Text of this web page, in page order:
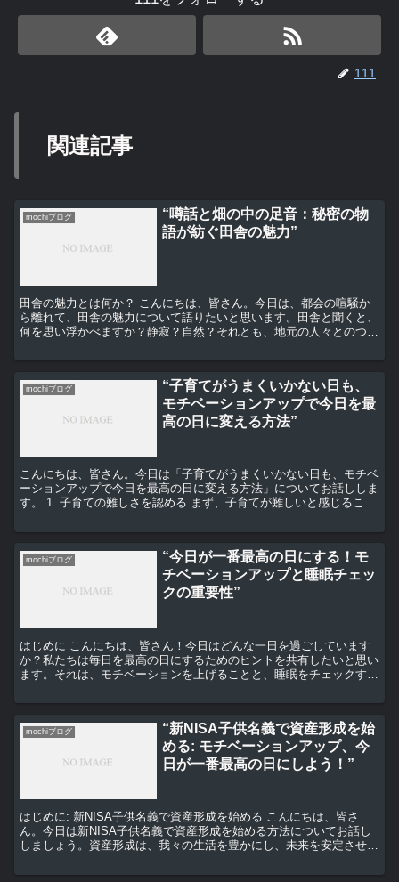
111
関連記事
mochiブログ
“噂話と畑の中の足音：秘密の物
語が紡ぐ田舎の魅力”
田舎の魅力とは何か？ こんにちは、皆さん。今日は、都会の喧騒か
ら離れて、田舎の魅力について語りたいと思います。田舎と聞くと、
何を思い浮かべますか？静寂？自然？それとも、地元の人々とのつな
mochiブログ
“子育てがうまくいかない日も、
モチベーションアップで今日を最
高の日に変える方法”
こんにちは、皆さん。今日は「子育てがうまくいかない日も、モチベ
ーションアップで今日を最高の日に変える方法」についてお話ししま
す。 1. 子育ての難しさを認める まず、子育てが難しいと感じること
mochiブログ
“今日が一番最高の日にする！モ
チベーションアップと睡眠チェッ
クの重要性”
はじめに こんにちは、皆さん！今日はどんな一日を過ごしています
か？私たちは毎日を最高の日にするためのヒントを共有したいと思い
ます。それは、モチベーションを上げることと、睡眠をチェックする
mochiブログ
“新NISA子供名義で資産形成を始
める: モチベーションアップ、今
日が一番最高の日にしよう！”
はじめに: 新NISA子供名義で資産形成を始める こんにちは、皆さ
ん。今日は新NISA子供名義で資産形成を始める方法についてお話し
しましょう。資産形成は、我々の生活を豊かにし、未来を安定させる